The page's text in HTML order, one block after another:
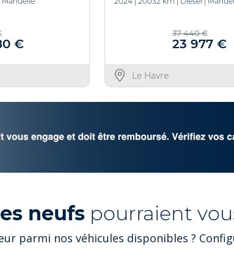
€
37 440 €
23 977 €
Le Havre
neufs pourraient
parmi nos véhicules disponibles ?